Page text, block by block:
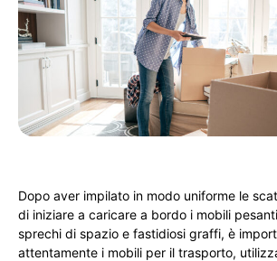
Dopo aver impilato in modo uniforme le
di iniziare a caricare a bordo i mobili
sprechi di spazio e fastidiosi graffi, è
attentamente i mobili per il trasporto,